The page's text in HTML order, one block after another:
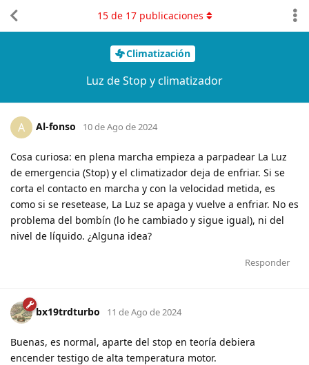
Climatización
Luz de Stop y climatizador
15de 17publicaciones
A Al-fonso 10 de Ago de 2024
Cosa curiosa: en plena marcha empieza a parpadear La Luz
de emergencia (Stop) y el climatizador deja de enfriar. Si se
corta el contacto en marcha y con la velocidad metida, es
como si se resetease, La Luz se apaga y vuelve a enfriar. No es
problema del bombín (lo he cambiado y sigue igual), ni del
nivel de líquido. ¿Alguna idea?
Responder
bx19trdturbo 11 de Ago de 2024
Buenas, es normal, aparte del stop en teoría debiera
encender testigo de alta temperatura motor.